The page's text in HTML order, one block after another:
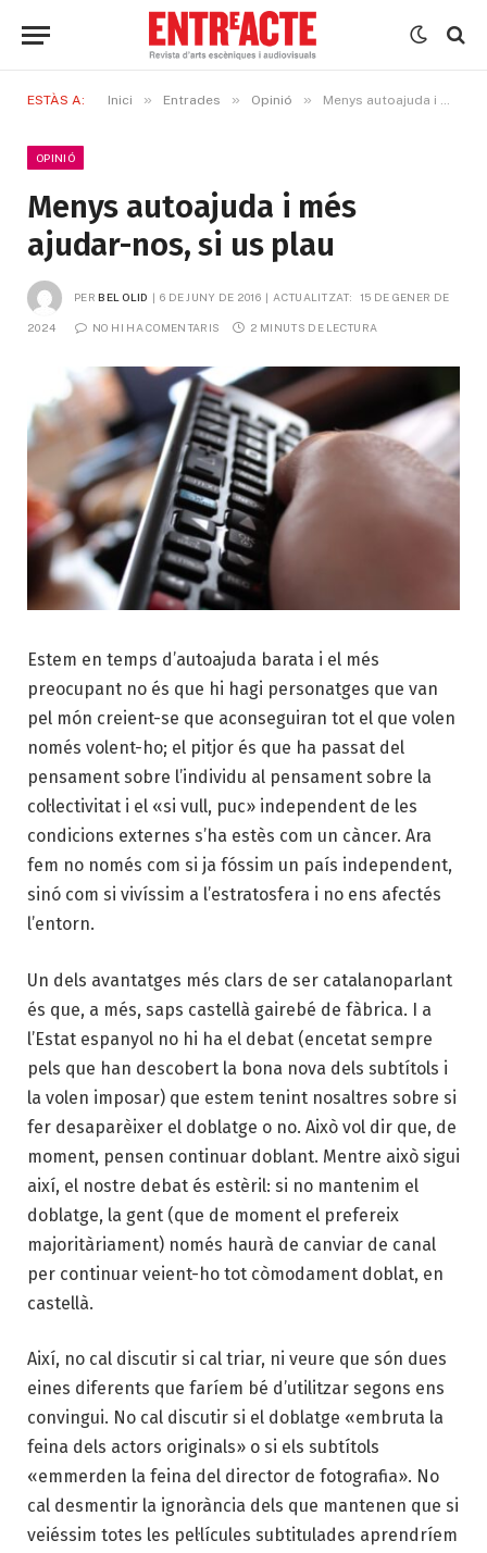
ESTÀS A: Inici » Entrades » Opinió » Menys autoajuda i més ajudar-nos, si us plau
OPINIÓ
Menys autoajuda i més
ajudar-nos, si us plau
PER BEL OLID 6 DE JUNY DE 2016 ACTUALITZAT: 15 DE GENER DE
2024 NO HI HA COMENTARIS 2 MINUTS DE LECTURA
Estem en temps d’autoajuda barata i el més
preocupant no és que hi hagi personatges que van
pel món creient-se que aconseguiran tot el que volen
només volent-ho; el pitjor és que ha passat del
pensament sobre l’individu al pensament sobre la
col·lectivitat i el «si vull, puc» independent de les
condicions externes s’ha estès com un càncer. Ara
fem no només com si ja fóssim un país independent,
sinó com si vivíssim a l’estratosfera i no ens afectés
l’entorn.
Un dels avantatges més clars de ser catalanoparlant
és que, a més, saps castellà gairebé de fàbrica. I a
l’Estat espanyol no hi ha el debat (encetat sempre
pels que han descobert la bona nova dels subtítols i
la volen imposar) que estem tenint nosaltres sobre si
fer desaparèixer el doblatge o no. Això vol dir que, de
moment, pensen continuar doblant. Mentre això sigui
així, el nostre debat és estèril: si no mantenim el
doblatge, la gent (que de moment el prefereix
majoritàriament) només haurà de canviar de canal
per continuar veient-ho tot còmodament doblat, en
castellà.
Així, no cal discutir si cal triar, ni veure que són dues
eines diferents que faríem bé d’utilitzar segons ens
convingui. No cal discutir si el doblatge «embruta la
feina dels actors originals» o si els subtítols
«emmerden la feina del director de fotografia». No
cal desmentir la ignorància dels que mantenen que si
veiéssim totes les pel·lícules subtitulades aprendríem